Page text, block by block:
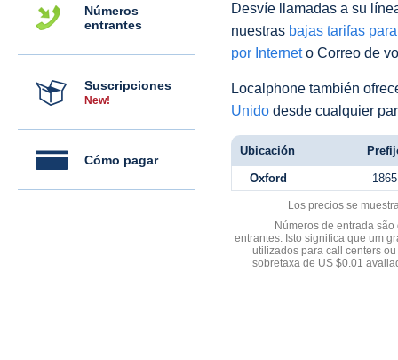
Números
entrantes
Suscripciones
New!
Cómo pagar
Desvíe llamadas a su
nuestras bajas tarifas
por Interneto Correo de
Localphone también
Unido desde cualquier
Ubicación
Oxford 1865
Los precios se
Números de entrada
entrantes. Isto significa que um
utilizados para call centers
sobretaxa de US $0.01